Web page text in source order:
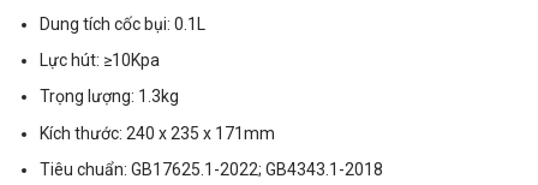
Dung tích cốc bụi: 0.1L
Lực hút: ≥10Kpa
Trọng lượng: 1.3kg
Kích thước: 240 x 235 x 171mm
Tiêu chuẩn: GB17625.1-2022; GB4343.1-2018